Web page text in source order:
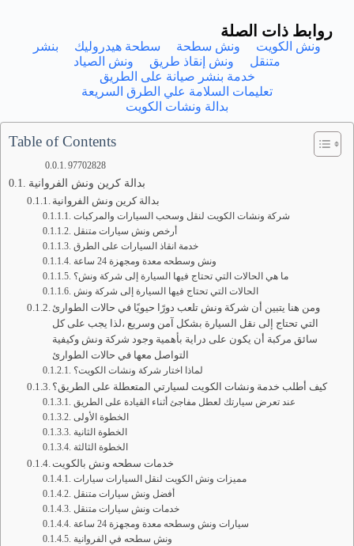
روابط ذات الصلة
ونش الكويت ونش سطحة سطحة هيدروليك
بنشر
متنقل
ونش إنقاذ طريق
ونش الصياد
خدمة بنشر صيانة على الطريق
تعليمات السلامة علي الطرق السريعة
بدالة ونشات الكويت
Table of Contents
97702828
بدالة كرين ونش الفروانية
بدالة كرين ونش الفروانية
شركة ونشات الكويت لنقل وسحب السيارات والمركبات
أرخص ونش سيارات متنقل
خدمة انقاذ السيارات على الطرق
ونش وسطحه معدة ومجهزة 24 ساعة
ما هي الحالات التي تحتاج فيها السيارة إلى شركة ونش؟
الحالات التي تحتاج فيها السيارة إلى شركة ونش
ومن هنا يتبين أن شركة ونش تلعب دورًا حيويًا في حالات الطوارئ
التي تحتاج إلى نقل السيارة بشكل آمن وسريع ،لذا يجب على كل
سائق مركبة أن يكون على دراية بأهمية وجود شركة ونش وكيفية
التواصل معها في حالات الطوارئ
لماذا اختار شركة ونشات الكويت؟
كيف أطلب خدمة ونشات الكويت لسيارتي المتعطلة على الطريق؟
عند تعرض سيارتك لعطل مفاجئ أثناء القيادة على الطريق
الخطوة الأولى
الخطوة الثانية
الخطوة الثالثة
خدمات سطحه ونش بالكويت
مميزات ونش الكويت لنقل السيارات سيارات
أفضل ونش سيارات متنقل
خدمات ونش سيارات متنقل
سيارات ونش وسطحه معدة ومجهزة 24 ساعة
ونش سطحه في الفروانية